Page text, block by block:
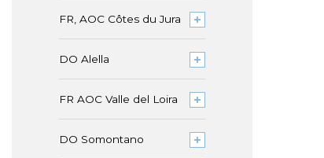
FR, AOC Côtes du Jura
DO Alella
FR AOC Valle del Loira
DO Somontano